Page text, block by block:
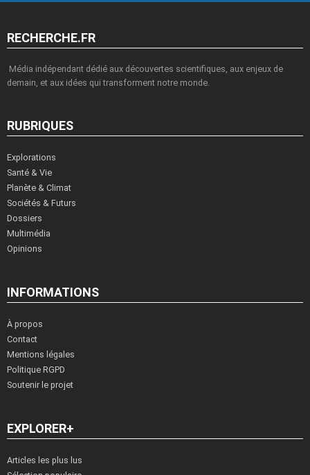
RECHERCHE.FR
Média indépendant dédié aux découvertes scientifiques, aux enjeux de
demain, et aux idées qui transforment notre monde.
RUBRIQUES
Explorations
Santé & Vie
Planète & Climat
Sociétés & Futurs
Dossiers
Multimédia
Opinions
INFORMATIONS
À propos
Contact
Mentions légales
Politique RGPD
Soutenir le projet
EXPLORER+
Articles les plus lus